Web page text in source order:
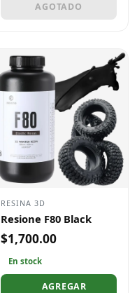
AGOTADO
RESINA 3D
Resione F80 Black
$1,700.00
En stock
AGREGAR